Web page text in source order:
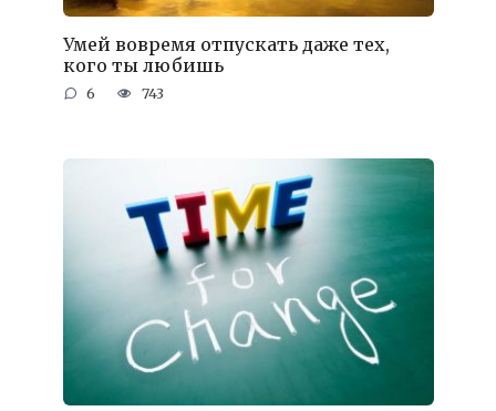
Умей вовремя отпускать даже тех,
кого ты любишь
6 743